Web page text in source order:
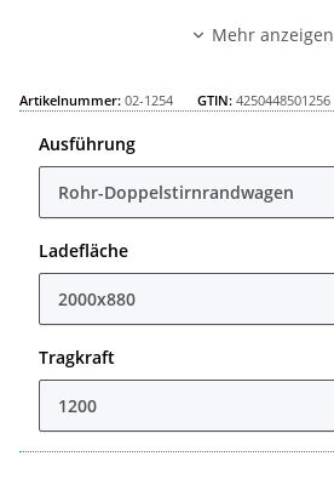
Ladefläche LxB: 2000x880mm
Mehr anzeigen
Artikelnummer: 02-1254 GTIN: 4250448501256
Ausführung
Rohr-Doppelstirnrandwagen
Ladefläche
2000x880
Tragkraft
1200